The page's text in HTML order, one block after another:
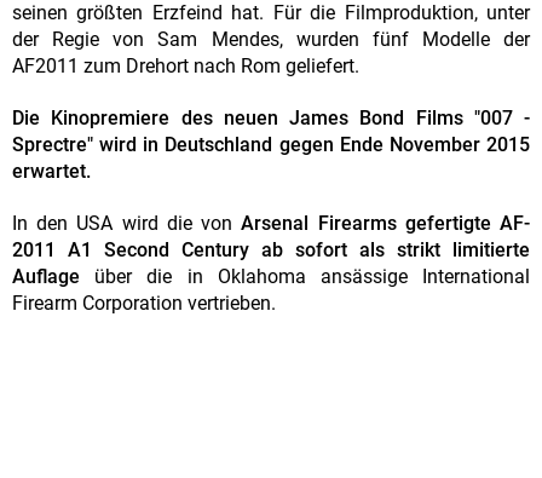
seinen größten Erzfeind hat. Für die Filmproduktion, unter
der Regie von Sam Mendes, wurden fünf Modelle der
AF2011 zum Drehort nach Rom geliefert.
Die Kinopremiere des neuen James Bond Films "007 -
Sprectre" wird in Deutschland gegen Ende November 2015
erwartet.
In den USA wird die vonArsenal Firearms gefertigte AF-
2011 A1 Second Century ab sofort als strikt limitierte
Auflage über die in Oklahoma ansässige International
Firearm Corporation vertrieben.